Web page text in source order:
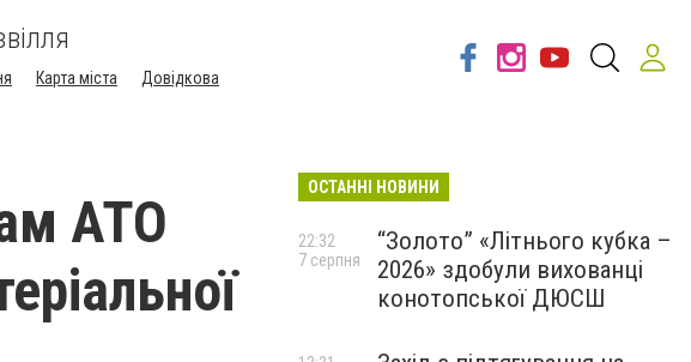
Карта міста Довідкова
АТО
ОСТАННІ НОВИНИ
“Золото” «Літнього кубка –
2026» здобули вихованці
конотопської ДЮСШ
22:32
7 серпня